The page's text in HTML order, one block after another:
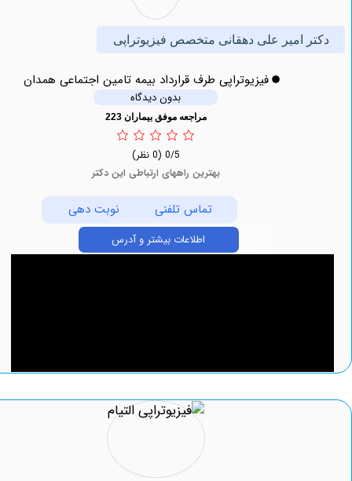
امیر علی دهقانی متخصص فیزیوتراپی
فیزیوتراپی طرف قرارداد بیمه تامین اجتماعی همدان
بدون دیدگاه
مراجعه موفق بیماران 223
بهترین راههای ارتباطی این دکتر
تماس تلفنی نوبت دهی
اطلاعات بیشتر و آدرس